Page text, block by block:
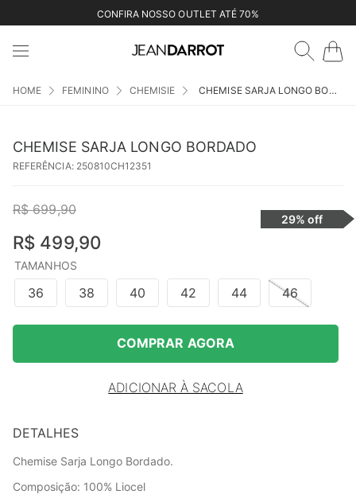
CONFIRA NOSSO OUTLET ATÉ 70%
FEMININO CHEMISIE CHEMISE SARJA LONGO BORDADO
CHEMISE SARJA LONGO BORDADO
REFERÊNCIA: 250810CH12351
R$ 699,90
R$ 499,90
29% off
TAMANHOS
36 38 40 42 44 46
COMPRAR AGORA
ADICIONAR À SACOLA
DETALHES
Chemise Sarja Longo Bordado.
Composição: 100% Liocel